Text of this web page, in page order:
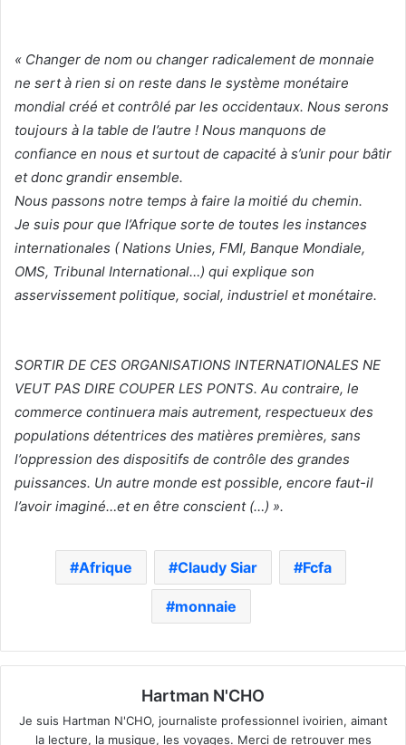
« Changer de nom ou changer radicalement de monnaie
ne sert à rien si on reste dans le système monétaire
mondial créé et contrôlé par les occidentaux. Nous serons
toujours à la table de l’autre ! Nous manquons de
confiance en nous et surtout de capacité à s’unir pour bâtir
et donc grandir ensemble.
Nous passons notre temps à faire la moitié du chemin.
Je suis pour que l’Afrique sorte de toutes les instances
internationales ( Nations Unies, FMI, Banque Mondiale,
OMS, Tribunal International…) qui explique son
asservissement politique, social, industriel et monétaire.
SORTIR DE CES ORGANISATIONS INTERNATIONALES NE
VEUT PAS DIRE COUPER LES PONTS. Au contraire, le
commerce continuera mais autrement, respectueux des
populations détentrices des matières premières, sans
l’oppression des dispositifs de contrôle des grandes
puissances. Un autre monde est possible, encore faut-il
l’avoir imaginé…et en être conscient (…) ».
Afrique Claudy Siar Fcfa
monnaie
Hartman N'CHO
Je suis Hartman N'CHO, journaliste professionnel ivoirien, aimant
la lecture, la musique, les voyages. Merci de retrouver mes